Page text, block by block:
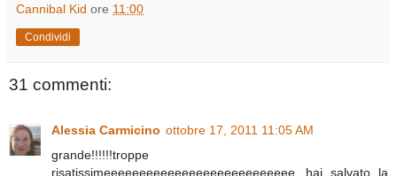
Cannibal Kid ore 11:00
Condividi
31 commenti:
Alessia Carmicino ottobre 17, 2011 11:05 AM
grande!!!!!!troppe
risatissimeeeeeeeeeeeeeeeeeeeeeeeeeee...hai salvato la